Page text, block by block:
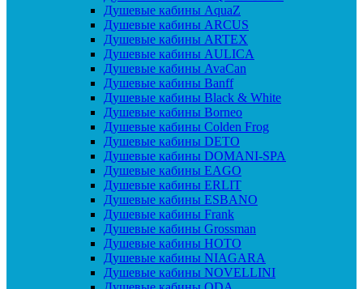
Душевые кабины AquaZ
Душевые кабины ARCUS
Душевые кабины ARTEX
Душевые кабины AULICA
Душевые кабины AvaCan
Душевые кабины Banff
Душевые кабины Black & White
Душевые кабины Borneo
Душевые кабины Colden Frog
Душевые кабины DETO
Душевые кабины DOMANI-SPA
Душевые кабины EAGO
Душевые кабины ERLIT
Душевые кабины ESBANO
Душевые кабины Frank
Душевые кабины Grossman
Душевые кабины HOTO
Душевые кабины NIAGARA
Душевые кабины NOVELLINI